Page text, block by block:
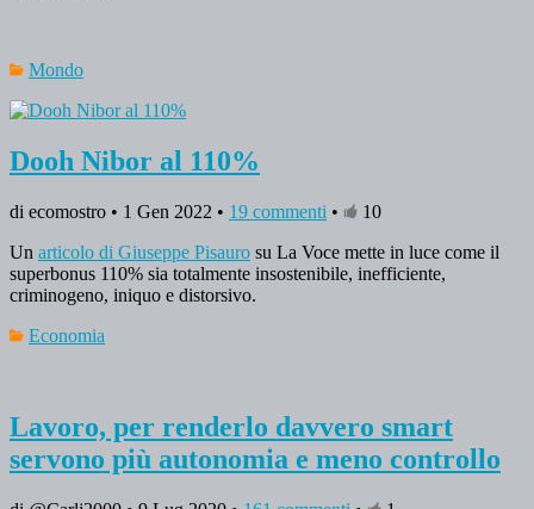
Mondo
Dooh Nibor al 110%
di ecomostro • 1 Gen 2022 • 19 commenti •
10
Un articolo di Giuseppe Pisauro su La Voce mette in luce come il
superbonus 110% sia totalmente insostenibile, inefficiente,
criminogeno, iniquo e distorsivo.
Economia
Lavoro, per renderlo davvero smart
servono più autonomia e meno controllo